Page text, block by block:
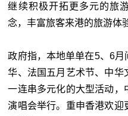
继续积极开拓更多元的旅
念，丰富旅客来港的旅游体
政府指，本地单单在5、6
华、法国五月艺术节、中
一连串多元化的大型活动，
演唱会举行。重申香港欢迎